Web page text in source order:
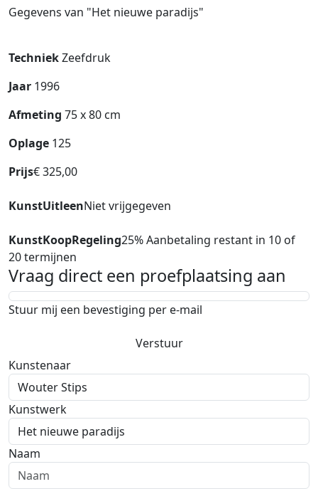
Gegevens van "Het nieuwe paradijs"
TechniekZeefdruk
Jaar 1996
Afmeting 75 x 80 cm
Oplage 125
Prijs€ 325,00
KunstUitleenNiet vrijgegeven
KunstKoopRegeling25% Aanbetaling restant in 10 of
20 termijnen
Vraag direct een proefplaatsing aan
Stuur mij een bevestiging per e-mail
Verstuur
Kunstenaar
Kunstwerk
Naam